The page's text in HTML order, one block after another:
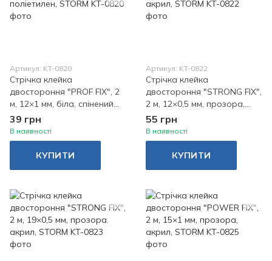
Артикул: KT-0820
Стрічка клейка
двостороння "PROF FIX", 2
м, 12×1 мм, біла, спінений
поліетилен, STORM
39 грн
В наявності
КУПИТИ
Артикул: KT-0822
Стрічка клейка
двостороння "STRONG FIX",
2 м, 12×0,5 мм, прозора,
акрил, STORM
55 грн
В наявності
КУПИТИ